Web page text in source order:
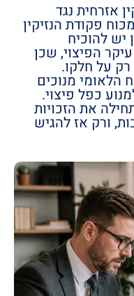
אזרחית נגד
פקודת הנזיקין
יש להוכיח
הפיצוי, שכן
על חלקו.
הלאומי מנוכים
כפל פיצוי.
את הזכויות
ורק אז להגיש